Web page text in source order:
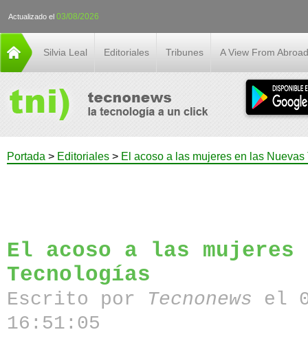
Actualizado el 03/08/2026
Silvia Leal Editoriales Tribunes A View From Abroad
Portada > Editoriales > El acoso a las mujeres en las Nuevas
El acoso a las mujeres
Tecnologías
Escrito por Tecnonews el
16:51:05